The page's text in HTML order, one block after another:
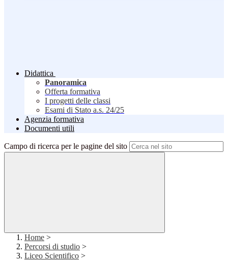
Didattica
Panoramica
Offerta formativa
I progetti delle classi
Esami di Stato a.s. 24/25
Agenzia formativa
Documenti utili
Campo di ricerca per le pagine del sito
Home >
Percorsi di studio >
Liceo Scientifico >